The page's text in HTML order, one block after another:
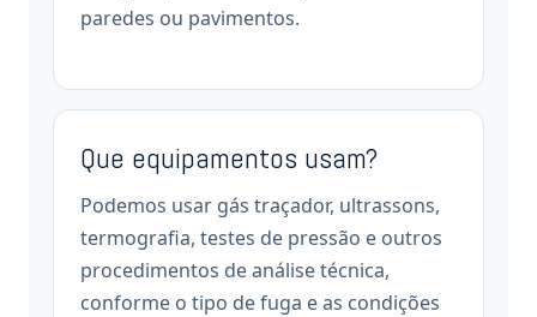
paredes ou pavimentos.
Que equipamentos usam?
Podemos usar gás traçador, ultrassons,
termografia, testes de pressão e outros
procedimentos de análise técnica,
conforme o tipo de fuga e as condições